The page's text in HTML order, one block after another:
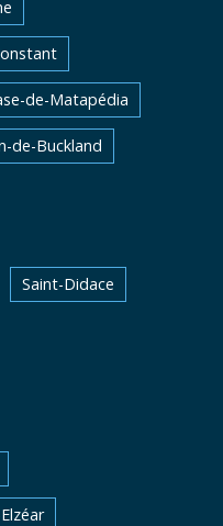
de-Matapédia
de-Buckland
Saint-Didace